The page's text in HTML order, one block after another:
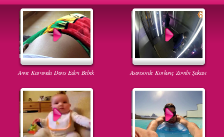
Anne Karnında Dans Eden Bebek Asansörde Korkunç Zombi Şakası